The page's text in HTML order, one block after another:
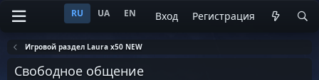
RU UA EN Вход Регистрация
Игровой раздел Laura х50 NEW
Свободное общение